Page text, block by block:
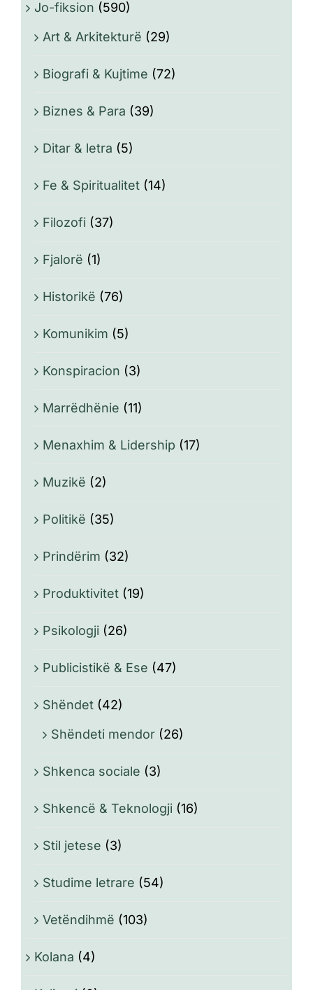
Jo-fiksion (590)
Art & Arkitekturë (29)
Biografi & Kujtime (72)
Biznes & Para (39)
Ditar & letra (5)
Fe & Spiritualitet (14)
Filozofi (37)
Fjalorë (1)
Historikë (76)
Komunikim (5)
Konspiracion (3)
Marrëdhënie (11)
Menaxhim & Lidership (17)
Muzikë (2)
Politikë (35)
Prindërim (32)
Produktivitet (19)
Psikologji (26)
Publicistikë & Ese (47)
Shëndet (42)
Shëndeti mendor (26)
Shkenca sociale (3)
Shkencë & Teknologji (16)
Stil jetese (3)
Studime letrare (54)
Vetëndihmë (103)
Kolana (4)